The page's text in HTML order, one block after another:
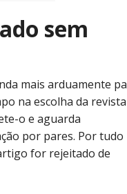
sem
mais arduamente
na escolha da revista
o e aguarda
por pares. Por tudo
for rejeitado de